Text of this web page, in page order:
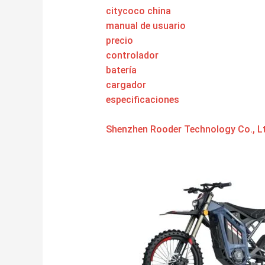
citycoco china
manual de usuario
precio
controlador
batería
cargador
especificaciones
Shenzhen Rooder Technology Co.,